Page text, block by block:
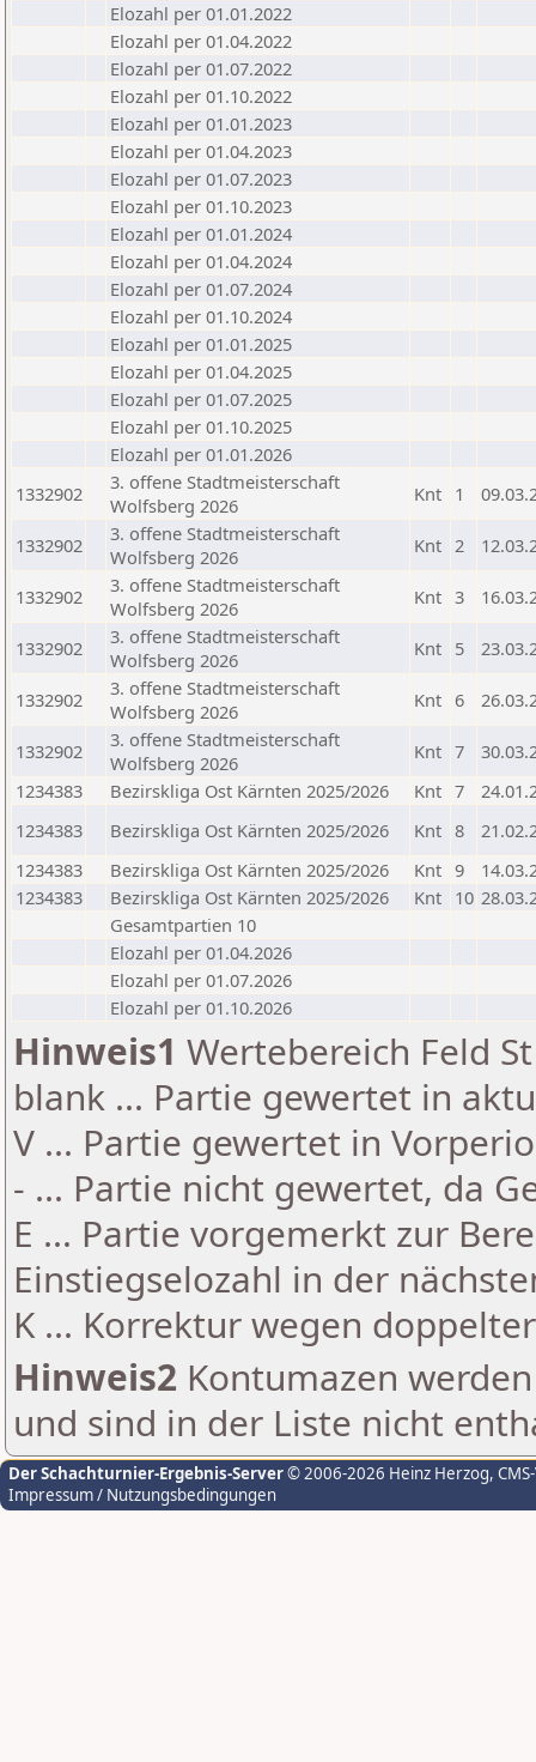
Elozahl per 01.01.2022
Elozahl per 01.04.2022
Elozahl per 01.07.2022
Elozahl per 01.10.2022
Elozahl per 01.01.2023
Elozahl per 01.04.2023
Elozahl per 01.07.2023
Elozahl per 01.10.2023
Elozahl per 01.01.2024
Elozahl per 01.04.2024
Elozahl per 01.07.2024
Elozahl per 01.10.2024
Elozahl per 01.01.2025
Elozahl per 01.04.2025
Elozahl per 01.07.2025
Elozahl per 01.10.2025
Elozahl per 01.01.2026
1332902
3. offene Stadtmeisterschaft
Wolfsberg 2026
Knt 1
1332902
3. offene Stadtmeisterschaft
Wolfsberg 2026
Knt 2
1332902
3. offene Stadtmeisterschaft
Wolfsberg 2026
Knt 3
1332902
3. offene Stadtmeisterschaft
Wolfsberg 2026
Knt 5
1332902
3. offene Stadtmeisterschaft
Wolfsberg 2026
Knt 6
1332902
3. offene Stadtmeisterschaft
Wolfsberg 2026
Knt 7
1234383
Bezirskliga Ost Kärnten 2025/2026 Knt 7
1234383
Bezirskliga Ost Kärnten 2025/2026 Knt 8
1234383
Bezirskliga Ost Kärnten 2025/2026 Knt 9
1234383
Bezirskliga Ost Kärnten 2025/2026 Knt 10
Gesamtpartien 10
Elozahl per 01.04.2026
Elozahl per 01.07.2026
Elozahl per 01.10.2026
Hinweis1 Wertebereich Feld
blank ... Partie gewertet in
V ... Partie gewertet in
- ... Partie nicht gewertet, da
E ... Partie vorgemerkt zur
Einstiegselozahl in der
K ... Korrektur wegen
Hinweis2 Kontumazen
und sind in der Liste nicht
Der Schachturnier-Ergebnis-Server© 2006-2026 Heinz Herzog,
Impressum / Nutzungsbedingungen